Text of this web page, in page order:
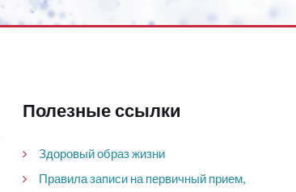
Полезные ссылки
Здоровый образ жизни
Правила записи на первичный прием,